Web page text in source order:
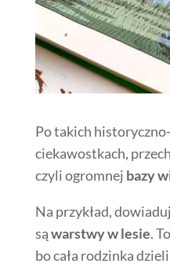
Po takich
ciekawostkach,
czyli ogromnej bazy
Na przykład,
sąwarstwy w lesie.
bo cała rodzinka